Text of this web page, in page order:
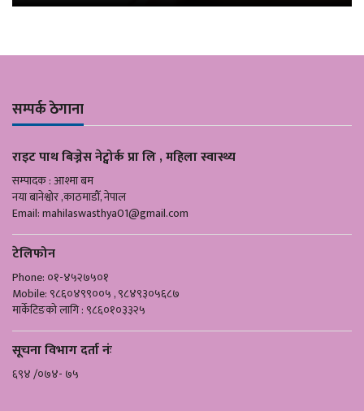
सम्पर्क ठेगाना
राइट पाथ बिज्नेस नेट्वोर्क प्रा लि , महिला स्वास्थ्य
सम्पादक : आश्मा बम
नया बानेश्वोर ,काठमाडौँ, नेपाल
Email:mahilaswasthya01@gmail.com
टेलिफोन
Phone: ०१-४५२७५०१
Mobile: ९८६०४९९००५ , ९८४९३०५६८७
मार्केटिङको लागि : ९८६०१०३३२५
सूचना विभाग दर्ता नंः
६९४ /०७४- ७५